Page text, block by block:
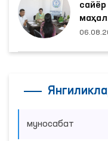
муносабат